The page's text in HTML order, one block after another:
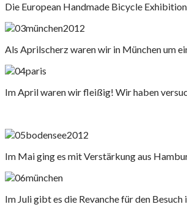
Die European Handmade Bicycle
Als Aprilscherz waren wir in München um
Im April waren wir fleißig! Wir haben
Im Mai ging es mit Verstärkung aus
Im Juli gibt es die Revanche für den